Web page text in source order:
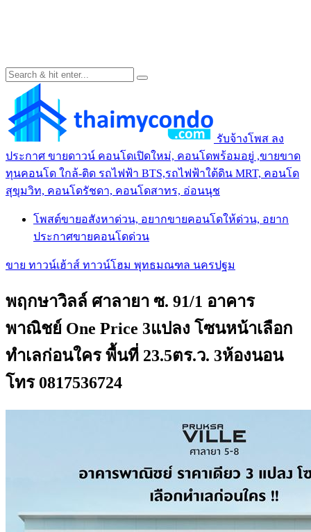
รับจ้างโพส ลง
ประกาศ ขายดาวน์ คอนโดเปิดใหม่, คอนโดพร้อมอยู่ ,ขายขาด
ทุนคอนโด ใกล้-ติด รถไฟฟ้า BTS,รถไฟฟ้าใต้ดิน MRT, คอนโด
สุขุมวิท, คอนโดรัชดา, คอนโดสาทร, อ่อนนุช
โพสต์ขายอสังหาด่วน, อยากขายคอนโดให้ด่วน, อยาก
ประกาศขายคอนโดด่วน
ขาย ทาวน์เฮ้าส์ ทาวน์โฮม พุทธมณฑล นครปฐม
พฤกษาวิลล์ ศาลายา ซ. 91/1 อาคาร
พาณิชย์ One Price 3แปลง โซนหน้าเลือก
ทำเลก่อนใคร พื้นที่ 23.5ตร.ว. 3ห้องนอน
โทร 0817536724